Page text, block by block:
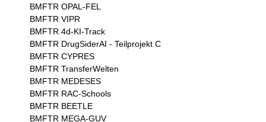
BMFTR OPAL-FEL
BMFTR VIPR
BMFTR 4d-KI-Track
BMFTR DrugSiderAI - Teilprojekt C
BMFTR CYPRES
BMFTR TransferWelten
BMFTR MEDESES
BMFTR RAC-Schools
BMFTR BEETLE
BMFTR MEGA-GUV